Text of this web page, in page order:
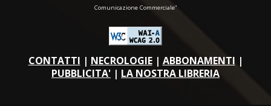
Comunicazione Commerciale"
CONTATTI | NECROLOGIE| ABBONAMENTI |
PUBBLICITA' | LA NOSTRA LIBRERIA